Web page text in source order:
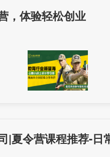
，体验轻松创业
|夏令营课程推荐-日